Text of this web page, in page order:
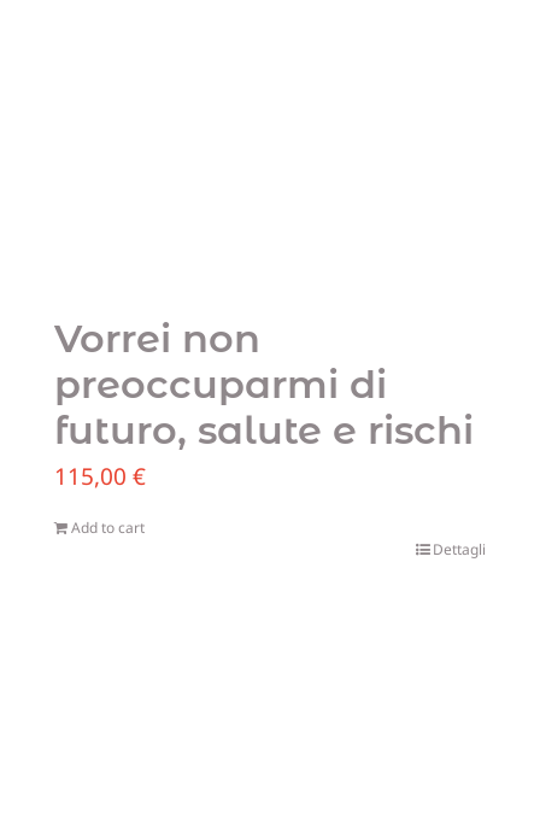
Vorrei non
preoccuparmi di
futuro, salute e rischi
115,00 €
Add to cart
Dettagli